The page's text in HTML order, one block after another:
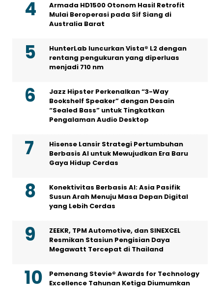
Armada HD1500 Otonom Hasil Retrofit
Mulai Beroperasi pada Sif Siang di
Australia Barat
HunterLab luncurkan Vista® L2 dengan
rentang pengukuran yang diperluas
menjadi 710 nm
Jazz Hipster Perkenalkan “3-Way
Bookshelf Speaker” dengan Desain
“Sealed Bass” untuk Tingkatkan
Pengalaman Audio Desktop
Hisense Lansir Strategi Pertumbuhan
Berbasis AI untuk Mewujudkan Era Baru
Gaya Hidup Cerdas
Konektivitas Berbasis AI: Asia Pasifik
Susun Arah Menuju Masa Depan Digital
yang Lebih Cerdas
ZEEKR, TPM Automotive, dan SINEXCEL
Resmikan Stasiun Pengisian Daya
Megawatt Tercepat di Thailand
Pemenang Stevie® Awards for Technology
Excellence Tahunan Ketiga Diumumkan